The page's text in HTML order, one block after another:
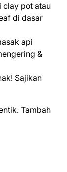
clay pot atau
di dasar
api
&
Sajikan
Tambah